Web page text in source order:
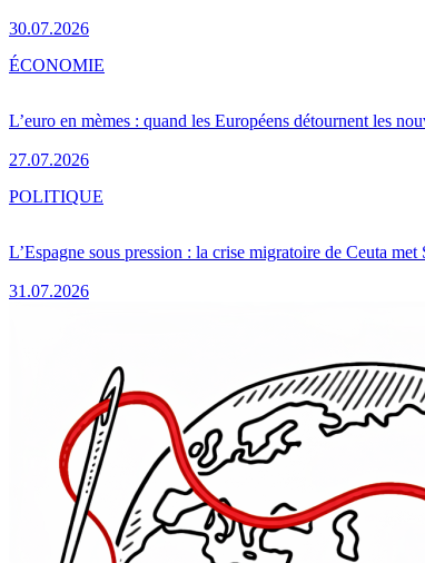
30.07.2026
L’euro en mèmes : quand les Européens détournent les
27.07.2026
ÉCONOMIE
L’Espagne sous pression : la crise migratoire de Ceuta met
31.07.2026
POLITIQUE